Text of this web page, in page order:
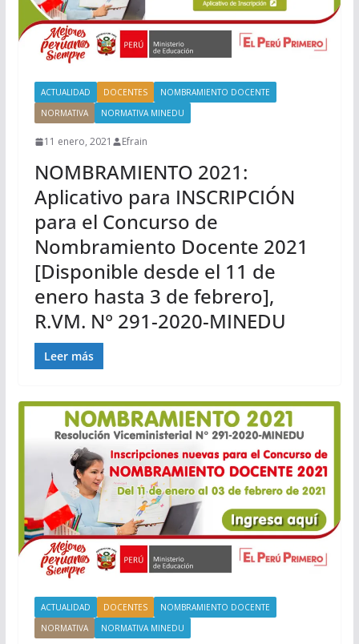
ACTUALIDAD DOCENTES
NOMBRAMIENTO DOCENTE
NORMATIVA
NORMATIVA MINEDU
11 enero, 2021 Efrain
NOMBRAMIENTO 2021:
Aplicativo para INSCRIPCIÓN
para el Concurso de
Nombramiento Docente 2021
[Disponible desde el 11 de
enero hasta 3 de febrero],
R.VM. N° 291-2020-MINEDU
Leer más
ACTUALIDAD DOCENTES
NOMBRAMIENTO DOCENTE
NORMATIVA
NORMATIVA MINEDU